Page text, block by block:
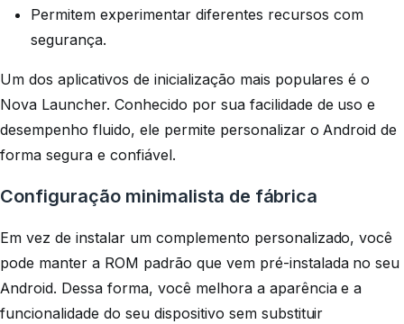
Permitem experimentar diferentes recursos com
segurança.
Um dos aplicativos de inicialização mais populares é o
Nova Launcher. Conhecido por sua facilidade de uso e
desempenho fluido, ele permite personalizar o Android de
forma segura e confiável.
Configuração minimalista de fábrica
Em vez de instalar um complemento personalizado, você
pode manter a ROM padrão que vem pré-instalada no seu
Android. Dessa forma, você melhora a aparência e a
funcionalidade do seu dispositivo sem substituir